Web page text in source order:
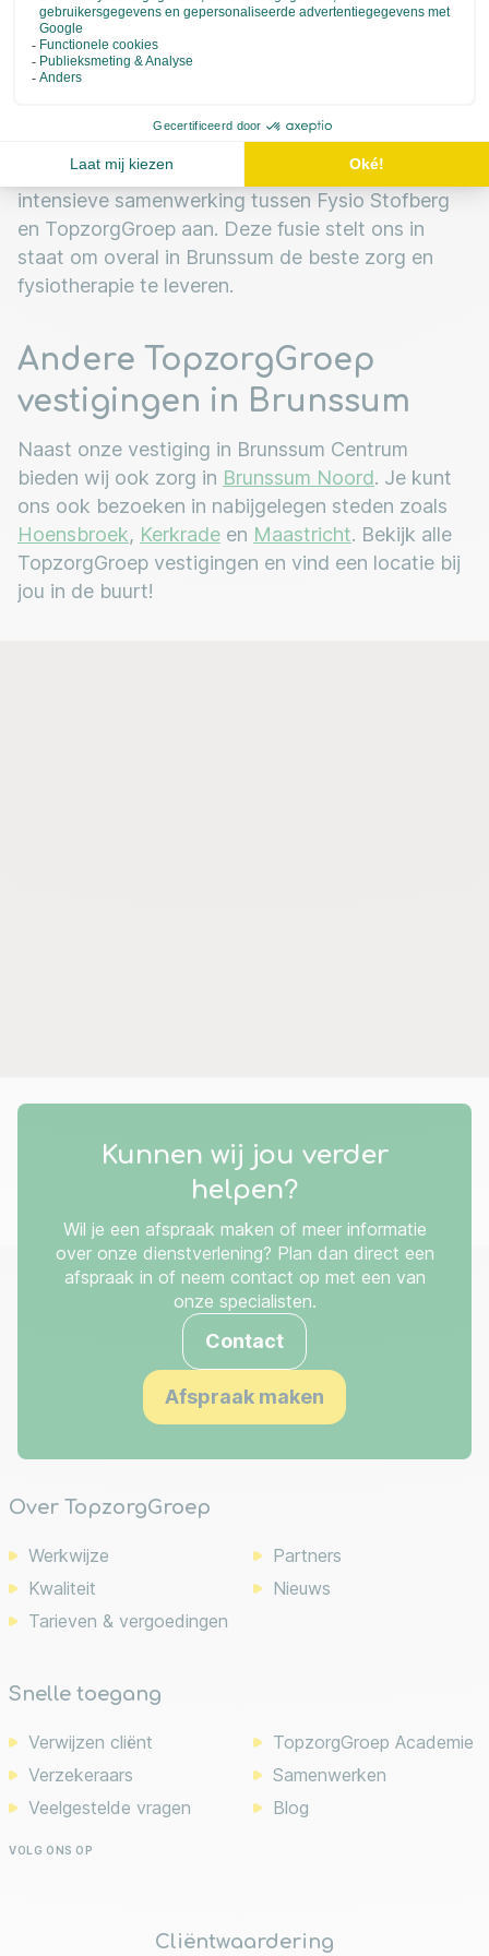
Fysio Stofberg Brunssum
Centrum & TopzorgGroep
Met veel enthousiasme kondigen we de
intensieve samenwerking tussen Fysio Stofberg
en TopzorgGroep aan. Deze fusie stelt ons in
staat om overal in Brunssum de beste zorg en
fysiotherapie te leveren.
Andere TopzorgGroep
vestigingen in Brunssum
Naast onze vestiging in Brunssum Centrum
bieden wij ook zorg in Brunssum Noord. Je kunt
ons ook bezoeken in nabijgelegen steden zoals
Hoensbroek, Kerkrade en Maastricht. Bekijk alle
TopzorgGroep vestigingen en vind een locatie bij
jou in de buurt!
Kunnen wij jou verder
helpen?
Wil je een afspraak maken of meer informatie
over onze dienstverlening? Plan dan direct een
afspraak in of neem contact op met een van
onze specialisten.
Contact
Afspraak maken
Over TopzorgGroep
Werkwijze
Kwaliteit
Tarieven & vergoedingen
Partners
Nieuws
Cliëntwaardering
Snelle toegang
Verwijzen cliënt
Verzekeraars
Veelgestelde vragen
TopzorgGroep Academie
Samenwerken
Blog
VOLG ONS OP